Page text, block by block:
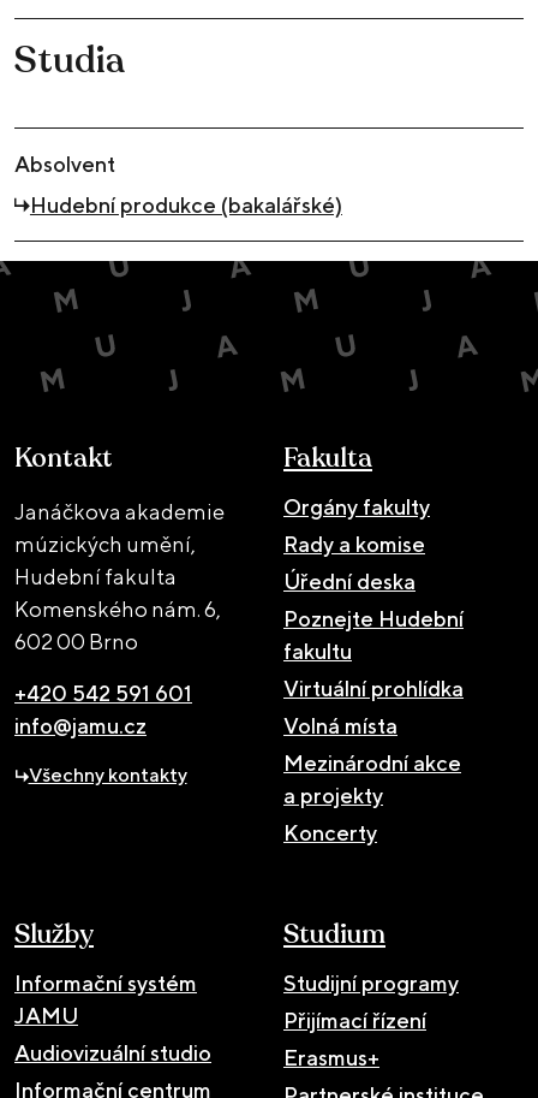
Studia
Absolvent
Hudební produkce (bakalářské)
Kontakt
Janáčkova akademie
múzických umění,
Hudební fakulta
Komenského nám. 6,
602 00 Brno
+420 542 591 601
info@jamu.cz
Všechny kontakty
Fakulta
Orgány fakulty
Rady a komise
Úřední deska
Poznejte Hudební
fakultu
Virtuální prohlídka
Volná místa
Mezinárodní akce
a projekty
Koncerty
Služby
Informační systém
JAMU
Audiovizuální studio
Informační centrum
Studium
Studijní programy
Přijímací řízení
Erasmus+